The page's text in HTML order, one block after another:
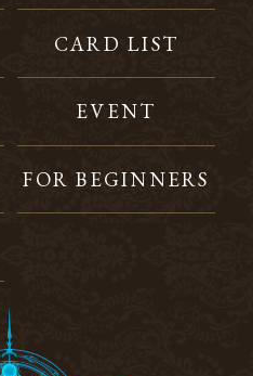
CARD LIST
EVENT
FOR BEGINNERS